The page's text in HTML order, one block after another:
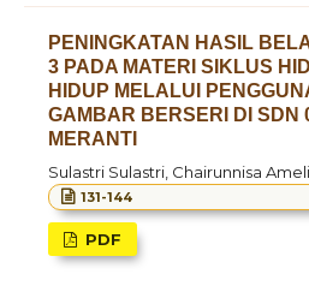
PENINGKATAN HASIL
3 PADA MATERI SIKLUS
HIDUP MELALUI
GAMBAR BERSERI
DI SDN
MERANTI
Sulastri Sulastri, Chairunnisa
131-144
PDF